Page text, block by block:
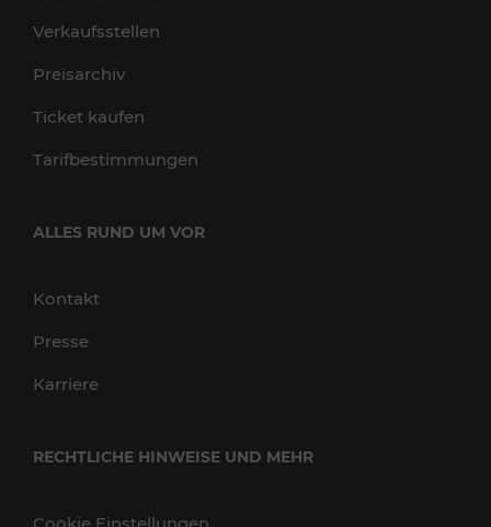
Verkaufsstellen
Preisarchiv
Ticket kaufen
Tarifbestimmungen
ALLES RUND UM VOR
Kontakt
Presse
Karriere
RECHTLICHE HINWEISE UND MEHR